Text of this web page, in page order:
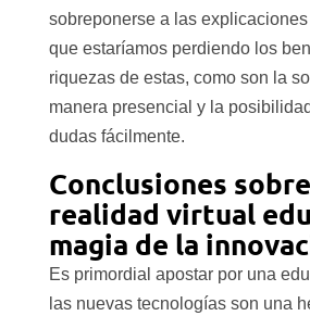
sobreponerse a las
que estaríamos perdiendo los
riquezas de estas, como son la
manera presencial y la
dudas fácilmente.
Conclusiones
realidad virtual
magia de la
Es primordial apostar por una
las nuevas tecnologías son una